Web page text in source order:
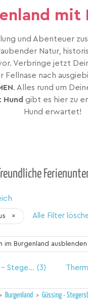
mit
und Abenteuer
Natur,
Verbringe jetzt
nach
. Alles rund um
gibt es hier zu
Hund erwartet!
× Alle Filter
im Burgenland ausblenden
Güssing - Stegersbach (3)
> Burgenland > Güssing -